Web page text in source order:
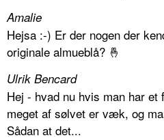
Amalie
Hejsa :-) Er der nogen der
originale almueblå? 🤞
Ulrik Bencard
Hej - hvad nu hvis man har
meget af sølvet er væk, og
Sådan at det...